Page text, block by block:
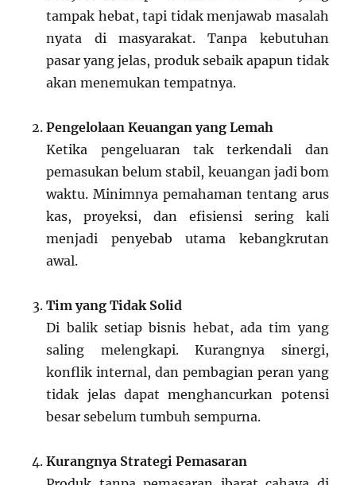
tampak hebat, tapi tidak menjawab masalah
nyata di masyarakat. Tanpa kebutuhan
pasar yang jelas, produk sebaik apapun tidak
akan menemukan tempatnya.
Pengelolaan Keuangan yang Lemah
Ketika pengeluaran tak terkendali dan
pemasukan belum stabil, keuangan jadi bom
waktu. Minimnya pemahaman tentang arus
kas, proyeksi, dan efisiensi sering kali
menjadi penyebab utama kebangkrutan
awal.
Tim yang Tidak Solid
Di balik setiap bisnis hebat, ada tim yang
saling melengkapi. Kurangnya sinergi,
konflik internal, dan pembagian peran yang
tidak jelas dapat menghancurkan potensi
besar sebelum tumbuh sempurna.
Kurangnya Strategi Pemasaran